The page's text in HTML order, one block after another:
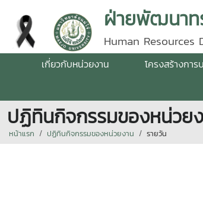
ฝ่ายพัฒนาท
Human Resources
เกี่ยวกับหน่วยงาน โครงสร้างการ
ปฏิทินกิจกรรมของหน่วย
หน้าแรก ปฏิทินกิจกรรมของหน่วยงาน รายวัน